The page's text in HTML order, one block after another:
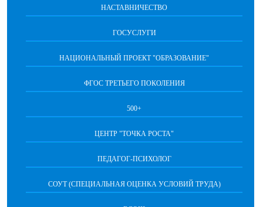
НАСТАВНИЧЕСТВО
ГОСУСЛУГИ
НАЦИОНАЛЬНЫЙ ПРОЕКТ "ОБРАЗОВАНИЕ"
ФГОС ТРЕТЬЕГО ПОКОЛЕНИЯ
500+
ЦЕНТР "ТОЧКА РОСТА"
ПЕДАГОГ-ПСИХОЛОГ
СОУТ (СПЕЦИАЛЬНАЯ ОЦЕНКА УСЛОВИЙ ТРУДА)